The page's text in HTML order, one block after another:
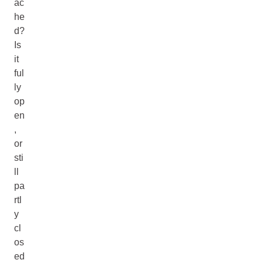
ac
he
d?
Is
it
ful
ly
op
en
,
or
sti
pa
rtl
y
cl
os
ed